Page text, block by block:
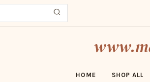
/ /
HOKA-RINCON 3 WIDE Men
HOKA-RINCON